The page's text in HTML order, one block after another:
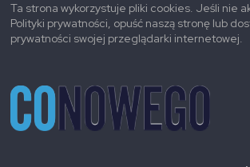
Ta strona wykorzystuje pliki cookies. Jeśli nie
Polityki prywatności, opuść naszą stronę lub
prywatności swojej przeglądarki internetowej.